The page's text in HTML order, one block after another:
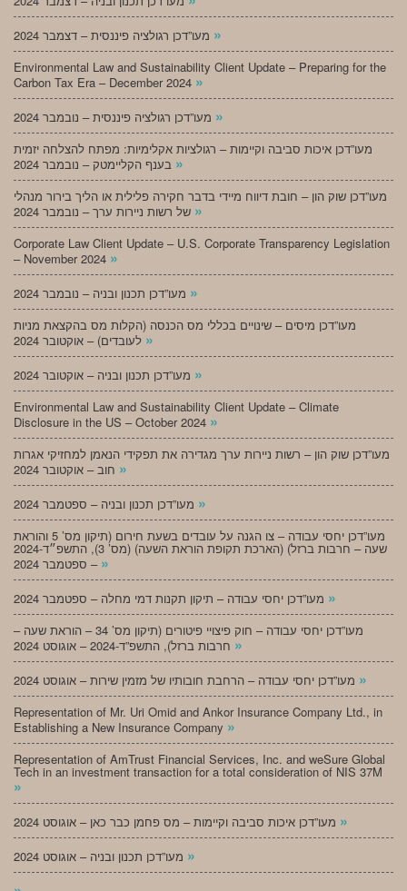
»
Environmental Law and Sustainability Client Update – Preparing for the
Carbon Tax Era – December 2024 »
»
מעו”דכן איכות סביבה וקיימות – רגולציות אקלימיות: מפתח להצלחה יזמית
»
מעו”דכן שוק הון – חובת דיווח מיידי בדבר חקירה פלילית או הליך בירור מנהלי
»
Corporate Law Client Update – U.S. Corporate Transparency Legislation
– November 2024 »
»
מעו”דכן מיסים – שינויים בכללי מס הכנסה (הקלות מס בהקצאת מניות
»
»
Environmental Law and Sustainability Client Update – Climate
Disclosure in the US – October 2024 »
מעו”דכן שוק הון – רשות ניירות ערך מגדירה את תפקידי הנאמן למחזיקי אגרות
»
»
מעו”דכן יחסי עבודה – צו הגנה על עובדים בשעת חירום (תיקון מס’ 5 והוראת
שעה – חרבות ברזל) (הארכת תקופת הוראת השעה) (מס’ 3), התשפ״ד-2024
– ספטמבר 2024 »
»
מעו”דכן יחסי עבודה – חוק פיצויי פיטורים (תיקון מס’ 34 – הוראת שעה –
»
»
Representation of Mr. Uri Omid and Ankor Insurance Company Ltd., in
Establishing a New Insurance Company »
Representation of AmTrust Financial Services, Inc. and weSure Global
Tech in an investment transaction for a total consideration of NIS 37M
»
»
»